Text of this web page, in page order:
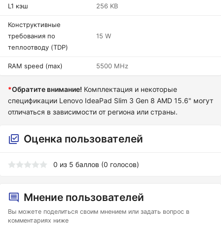
L1 кэш 256 KB
Конструктивные
требования по
теплоотводу (TDP)
15 W
RAM speed (max) 5500 MHz
*Обратите внимание! Комплектация и некоторые
спецификации Lenovo IdeaPad Slim 3 Gen 8 AMD 15.6" могут
отличаться в зависимости от региона или страны.
Оценка пользователей
0 из 5 баллов (0 голосов)
Мнение пользователей
Вы можете поделиться своим мнением или задать вопрос в
комментариях ниже